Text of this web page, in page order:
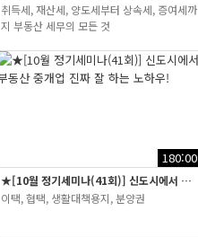
취득세, 재산세, 양도세부터 상속세, 증여세까
지 부동산 세무의 모든 것
180:00
★[10월 정기세미나(41회)] 신도시에서 부동산 중개업 진짜 잘 하는 노하우...
이택, 협택, 생활대책용지, 분양권